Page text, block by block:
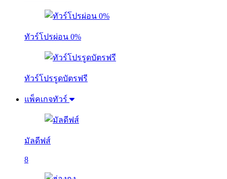
ทัวร์โปรผ่อน 0%
ทัวร์โปรรูดบัตรฟรี
แพ็คเกจทัวร์
มัลดีฟส์
8